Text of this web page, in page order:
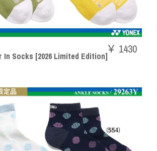
In Socks [2026 Limited Edition]
￥ 1430